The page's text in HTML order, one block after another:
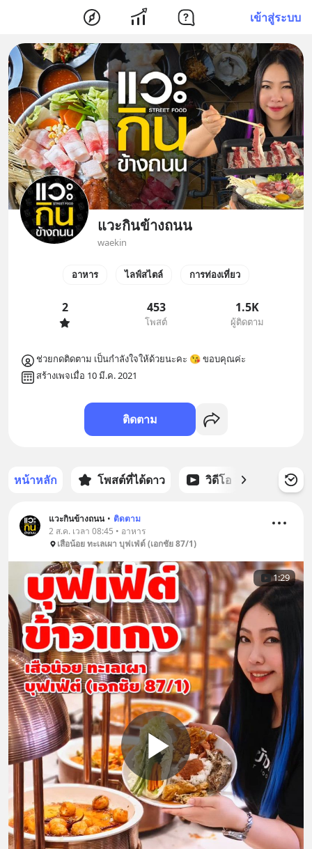
เข้าสู่ระบบ
แวะกินข้างถนน
waekin
อาหาร ไลฟ์สไตล์ การท่องเที่ยว
2 453
โพสต์
1.5K
ผู้ติดตาม
ช่วยกดติดตาม เป็นกำลังใจให้ด้วยนะคะ 😘 ขอบคุณค่ะ
สร้างเพจเมื่อ 10 มี.ค. 2021
ติดตาม
หน้าหลัก โพสต์ที่ได้ดาว วิดีโอ พอดแ
แวะกินข้างถนน • ติดตาม
2 ส.ค. เวลา 08:45 • อาหาร
เสือน้อย ทะเลเผา บุฟเฟ่ต์ (เอกชัย 87/1)
1:29